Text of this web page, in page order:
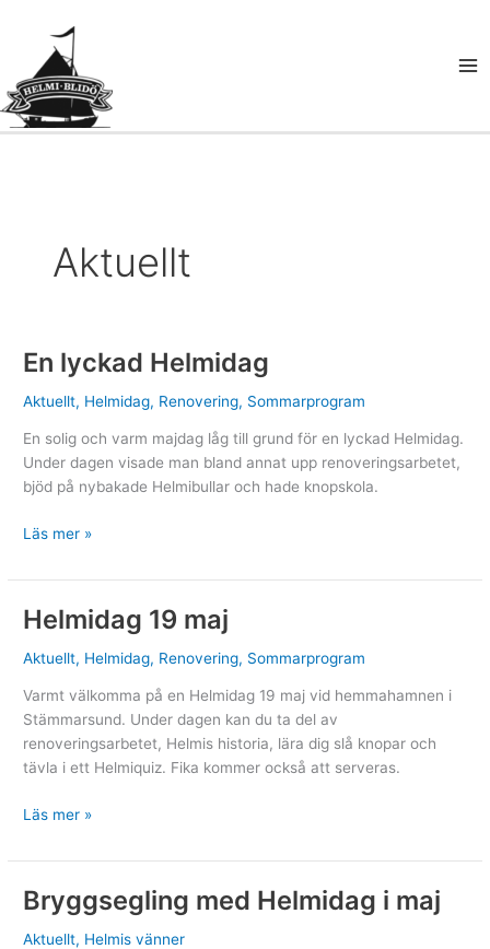
innehåll
Aktuellt
En lyckad Helmidag
Aktuellt, Helmidag, Renovering, Sommarprogram
En solig och varm majdag låg till grund för en lyckad Helmidag.
Under dagen visade man bland annat upp renoveringsarbetet,
bjöd på nybakade Helmibullar och hade knopskola.
En
Helmidag
Läs mer »
Helmidag 19 maj
Aktuellt, Helmidag, Renovering, Sommarprogram
Varmt välkomma på en Helmidag 19 maj vid hemmahamnen i
Stämmarsund. Under dagen kan du ta del av
renoveringsarbetet, Helmis historia, lära dig slå knopar och
tävla i ett Helmiquiz. Fika kommer också att serveras.
Helmidag
maj
Läs mer »
Bryggsegling med Helmidag i maj
Aktuellt, Helmis vänner